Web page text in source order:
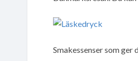
Smakessenser som